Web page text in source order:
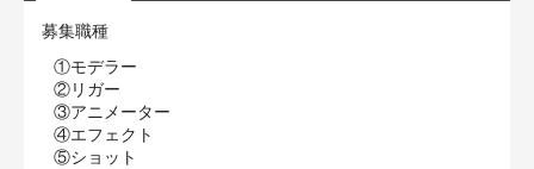
募集職種
①モデラー
②リガー
③アニメーター
④エフェクト
⑤ショット